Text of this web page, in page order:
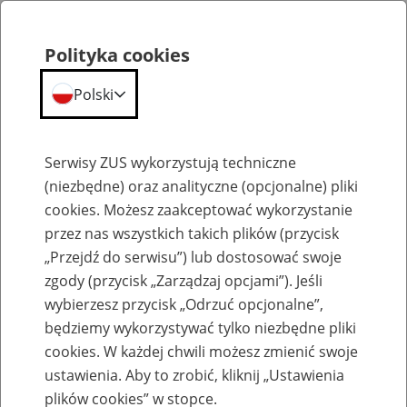
Emerytury
Baza zlikwidowanych lub
przekształconych zakładów pracy
Polityka cookies
Polski
Serwisy ZUS wykorzystują techniczne
(niezbędne) oraz analityczne (opcjonalne) pliki
cookies. Możesz zaakceptować wykorzystanie
przez nas wszystkich takich plików (przycisk
„Przejdź do serwisu”) lub dostosować swoje
zgody (przycisk „Zarządzaj opcjami”). Jeśli
wybierzesz przycisk „Odrzuć opcjonalne”,
będziemy wykorzystywać tylko niezbędne pliki
cookies. W każdej chwili możesz zmienić swoje
ustawienia. Aby to zrobić, kliknij „Ustawienia
plików cookies” w stopce.